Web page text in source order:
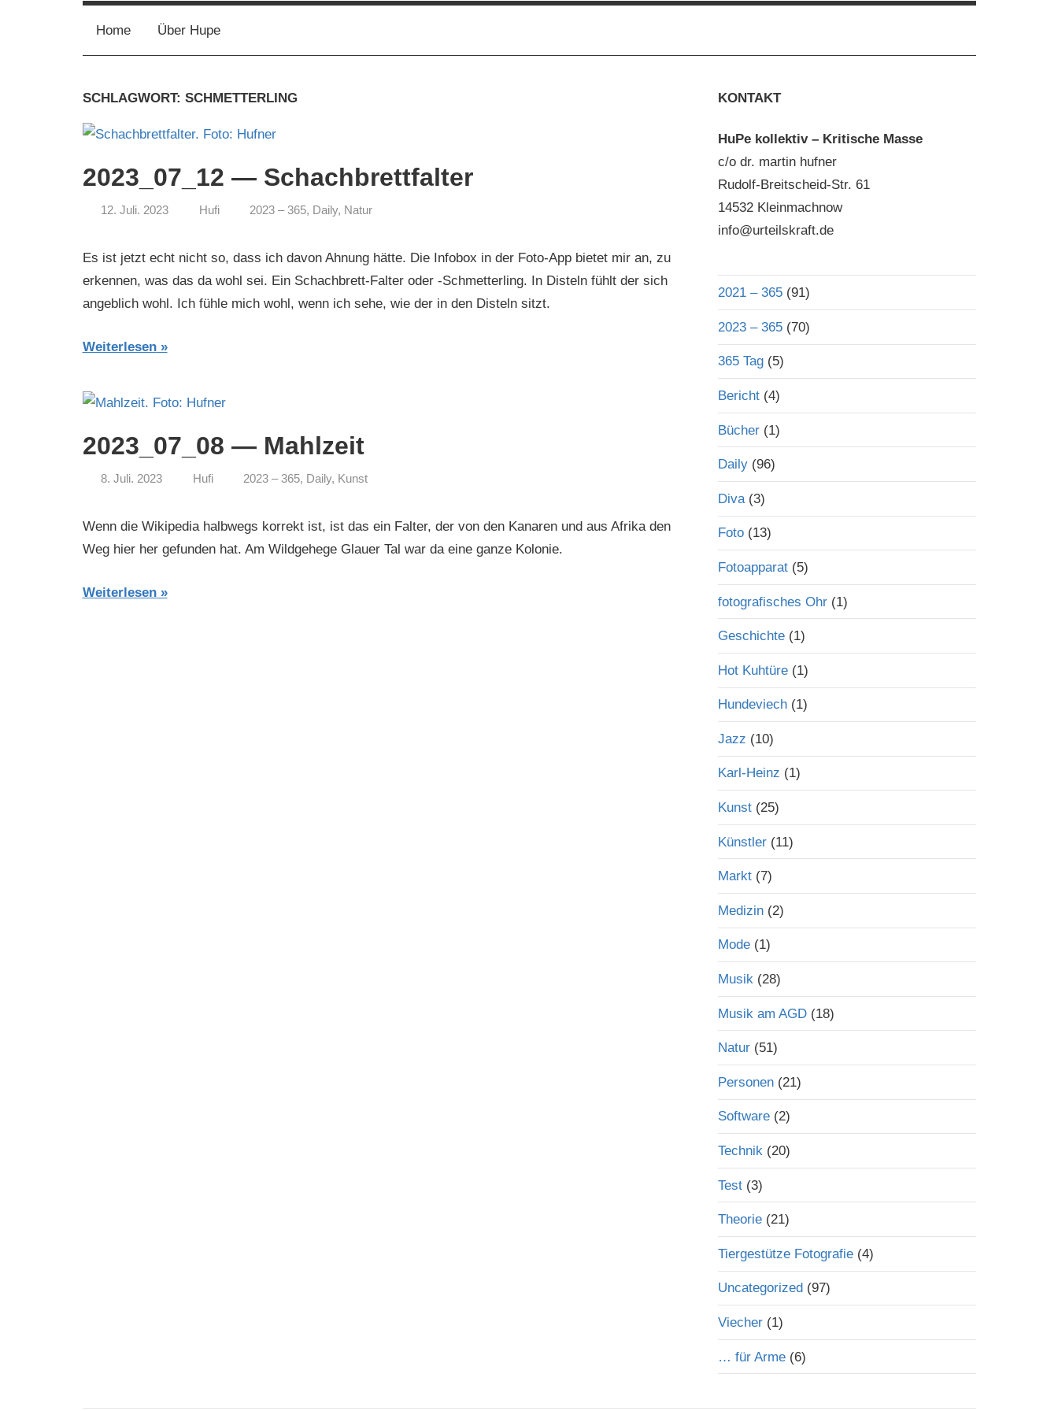
Kollektiv
Home Über Hupe
SCHLAGWORT: SCHMETTERLING
2023_07_12 — Schachbrettfalter
12. Juli. 2023 Hufi 2023 – 365, Daily, Natur
Es ist jetzt echt nicht so, dass ich davon Ahnung hätte. Die Infobox in der Foto-App bietet mir an, zu
erkennen, was das da wohl sei. Ein Schachbrett-Falter oder -Schmetterling. In Disteln fühlt der sich
angeblich wohl. Ich fühle mich wohl, wenn ich sehe, wie der in den Disteln sitzt.
Weiterlesen
2023_07_08 — Mahlzeit
8. Juli. 2023 Hufi 2023 – 365, Daily, Kunst
Wenn die Wikipedia halbwegs korrekt ist, ist das ein Falter, der von den Kanaren und aus Afrika den
Weg hier her gefunden hat. Am Wildgehege Glauer Tal war da eine ganze Kolonie.
Weiterlesen
KONTAKT
HuPe kollektiv – Kritische Masse
c/o dr. martin hufner
Rudolf-Breitscheid-Str. 61
14532 Kleinmachnow
info@urteilskraft.de
2021 – 365(91)
2023 – 365(70)
365 Tag(5)
Bericht(4)
Bücher(1)
Daily(96)
Diva(3)
Foto(13)
Fotoapparat(5)
fotografisches Ohr(1)
Geschichte(1)
Hot Kuhtüre(1)
Hundeviech(1)
Jazz (10)
Karl-Heinz (1)
Kunst(25)
Künstler(11)
Markt(7)
Medizin(2)
Mode(1)
Musik(28)
Musik am AGD(18)
Natur(51)
Personen(21)
Software(2)
Technik(20)
Test(3)
Theorie(21)
Tiergestütze Fotografie(4)
Uncategorized (97)
Viecher(1)
… für Arme(6)